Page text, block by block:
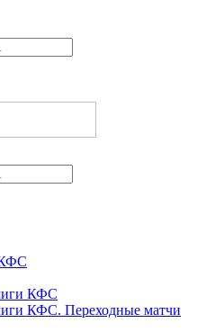
КФС
КФС. Переходные матчи